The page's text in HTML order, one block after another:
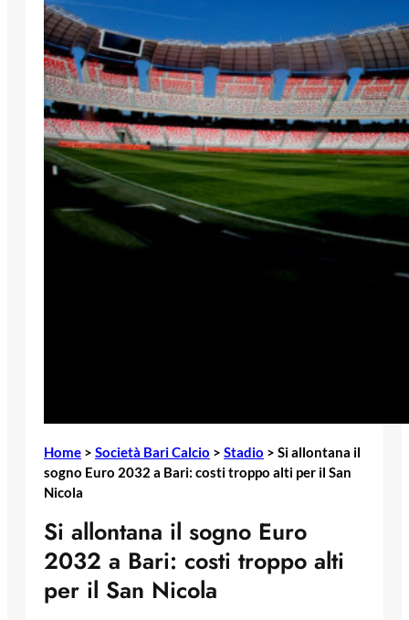
Home > Società Bari Calcio > Stadio > Si allontana il
sogno Euro 2032 a Bari: costi troppo alti per il San
Nicola
Si allontana il sogno Euro
2032 a Bari: costi troppo alti
per il San Nicola